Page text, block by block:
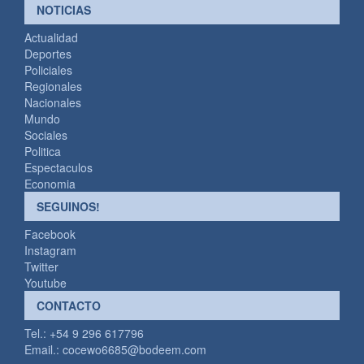
NOTICIAS
Actualidad
Deportes
Policiales
Regionales
Nacionales
Mundo
Sociales
Politica
Espectaculos
Economia
SEGUINOS!
Facebook
Instagram
Twitter
Youtube
CONTACTO
Tel.: +54 9 296 617796
Email.: cocewo6685@bodeem.com